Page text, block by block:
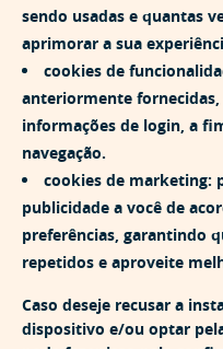
sendo usadas e quantas
aprimorar a sua
cookies de
anteriormente
informações de login, a
navegação.
cookies de marketing:
publicidade a você de
preferências, garantindo
repetidos e aproveite
Caso deseje recusar a
dispositivo e/ou optar